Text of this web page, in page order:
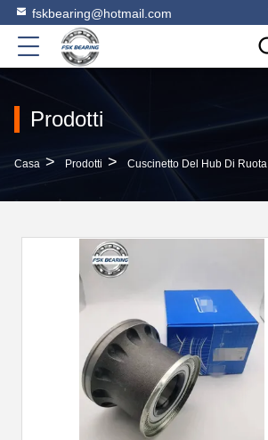
fskbearing@hotmail.com
Prodotti
Casa > Prodotti > Cuscinetto Del Hub Di Ruota